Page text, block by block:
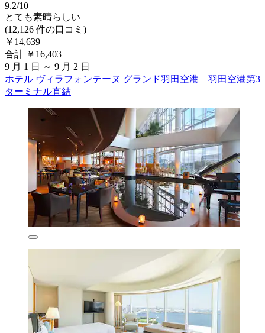
9.2/10
とても素晴らしい
(12,126 件の口コミ)
￥14,639
合計 ￥16,403
9 月 1 日 ～ 9 月 2 日
ホテル ヴィラフォンテーヌ グランド羽田空港 羽田空港第3
ターミナル直結